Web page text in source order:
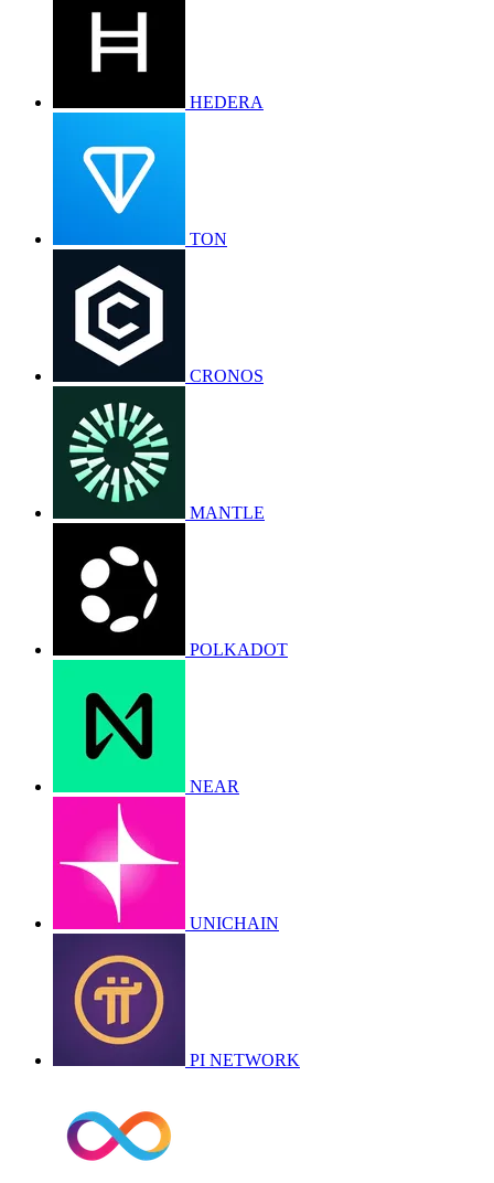
HEDERA
TON
CRONOS
MANTLE
POLKADOT
NEAR
UNICHAIN
PI NETWORK